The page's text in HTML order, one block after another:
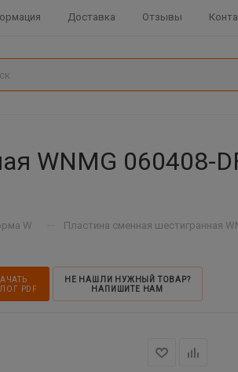
Доставка Отзывы
WNMG 060408-
W Пластина сменная шестигранная
PDF
НЕ НАШЛИ НУЖНЫЙ ТОВАР?
НАПИШИТЕ НАМ